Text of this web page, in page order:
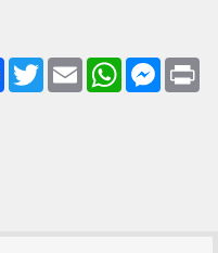
Email
WhatsAppMessenger Print